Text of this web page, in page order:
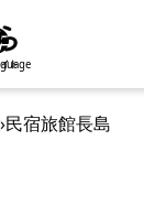
›民宿旅館長島